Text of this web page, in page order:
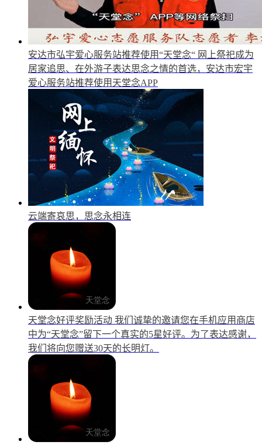
安达市弘宇爱心服务站推荐使用“天堂念“ 网上祭祀成为
居家追思、在外游子表达思念之情的首选，安达市宏宇
爱心服务站推荐使用天堂念APP
云端寄哀思，思念永相连
天堂念好评奖励活动 我们诚挚的邀请您在手机应用商店
中为“天堂念”留下一个真实的5星好评。为了表达感谢，
我们将向您赠送30天的长明灯。